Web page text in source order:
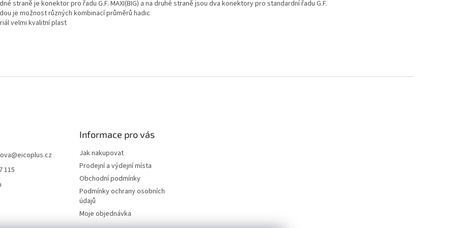
straně je konektor pro řadu G.F. MAXI(BIG) a na druhé straně jsou dva konektory pro standardní řadu G.F.
je možnost různých kombinací průměrů hadic
velmi kvalitní plast
@eicoplus.cz
115
Informace pro vás
Jak nakupovat
Prodejní a výdejní místa
Obchodní podmínky
Podmínky ochrany osobních
údajů
Moje objednávka